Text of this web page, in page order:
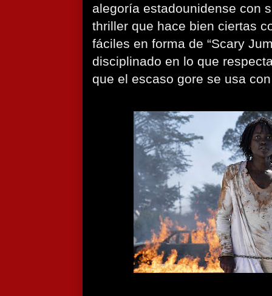
alegoría estadounidense con
thriller que hace bien ciertas
fáciles en forma de “Scary
disciplinado en lo que
que el escaso gore se usa